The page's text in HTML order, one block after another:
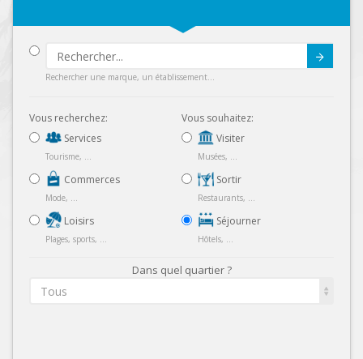
Rechercher une marque, un établissement...
Vous recherchez:
Services
Tourisme, ...
Commerces
Mode, ...
Loisirs
Plages, sports, ...
Vous souhaitez:
Visiter
Musées, ...
Sortir
Restaurants, ...
Séjourner
Hôtels, ...
Dans quel quartier ?
Tous